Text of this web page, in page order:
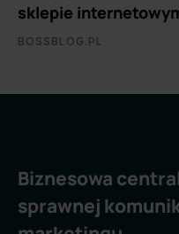
sklepie
BOSSBLOG.PL
Biznesowa
sprawnej